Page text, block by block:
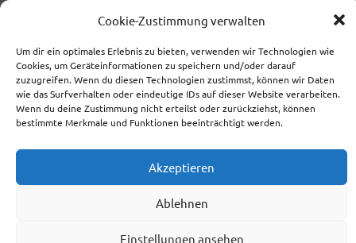
Cookie-Zustimmung verwalten
Um dir ein optimales Erlebnis zu bieten, verwenden wir Technologien wie
Cookies, um Geräteinformationen zu speichern und/oder darauf
zuzugreifen. Wenn du diesen Technologien zustimmst, können wir Daten
wie das Surfverhalten oder eindeutige IDs auf dieser Website verarbeiten.
Wenn du deine Zustimmung nicht erteilst oder zurückziehst, können
bestimmte Merkmale und Funktionen beeinträchtigt werden.
Akzeptieren
Ablehnen
Einstellungen ansehen
nach:
Beitragsrechner
Impressum